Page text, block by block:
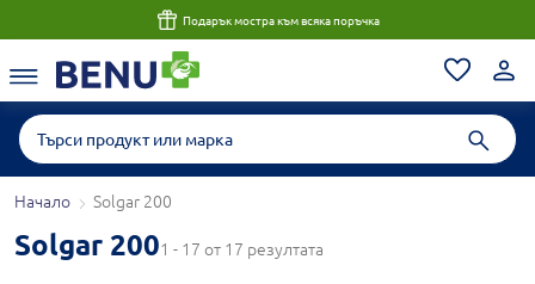
Подарък мостра към всяка поръчка
Начало Solgar 200
Solgar 2001 - 17 от 17 резултата